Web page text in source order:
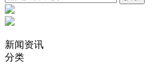
新闻资讯
分类